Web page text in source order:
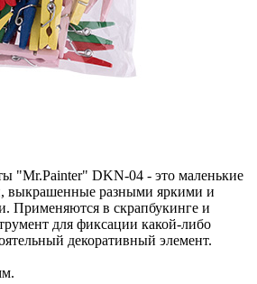
"Mr.Painter" DKN-04 - это маленькие
выкрашенные разными яркими и
Применяются в скрапбукинге и
для фиксации какой-либо
декоративный элемент.